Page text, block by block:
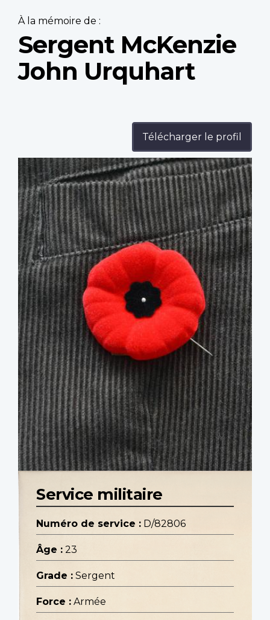
À la mémoire de :
Sergent McKenzie
John Urquhart
Télécharger le profil
Profile
image
Service militaire
Numéro de service : D/82806
Âge : 23
Grade : Sergent
Force : Armée